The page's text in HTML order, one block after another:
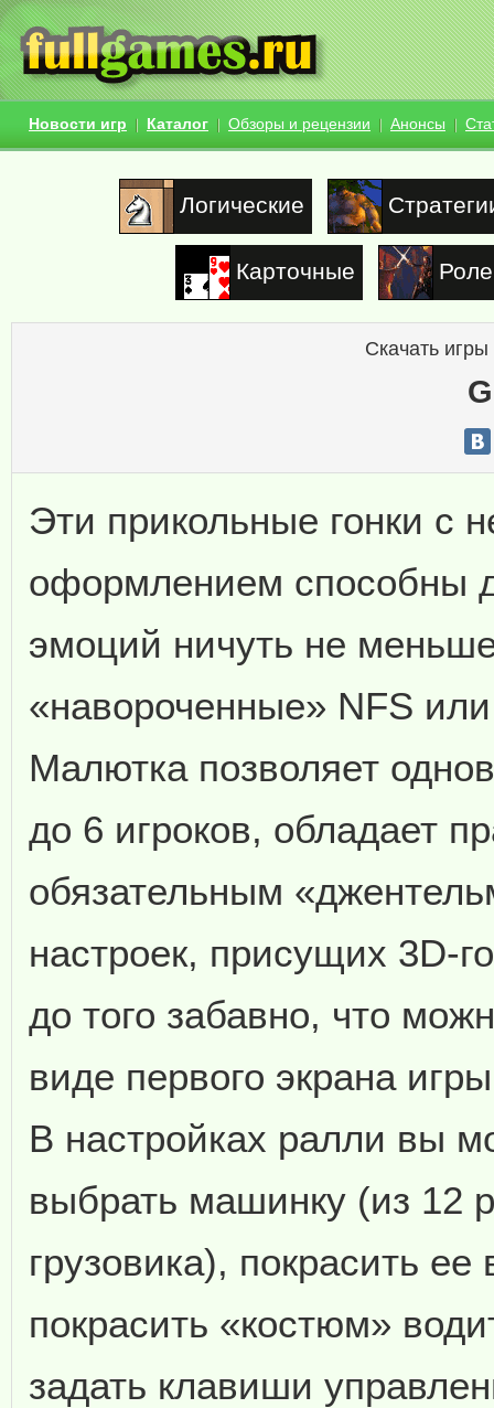
Новости игр Каталог Обзоры и рецензии Анонсы
Логические
Карточные
Скачать
Эти прикольные гонки с
оформлением способны
эмоций ничуть не
«навороченные» NFS
Малютка позволяет
до 6 игроков, обладает
обязательным
настроек, присущих 3D-
до того забавно, что
виде первого экрана
В настройках ралли вы
выбрать машинку (из 12
грузовика), покрасить
покрасить «костюм»
задать клавиши